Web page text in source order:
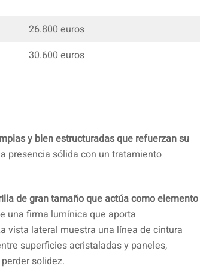
26.800 euros
30.600 euros
y bien estructuradas que refuerzan su
presencia sólida con un tratamiento
de gran tamaño que actúa como elemento
una firma lumínica que aporta
vista lateral muestra una línea de cintura
superficies acristaladas y paneles,
solidez.